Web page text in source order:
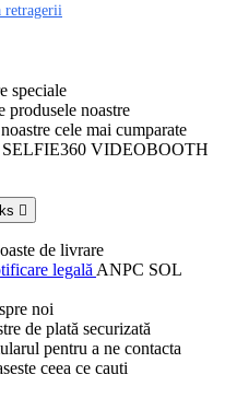
retragerii
speciale
produsele noastre
cele mai cumparate
VIDEOBOOTH

de livrare
legală ANPC SOL
noi
de plată securizată
pentru a ne contacta
ceea ce cauti